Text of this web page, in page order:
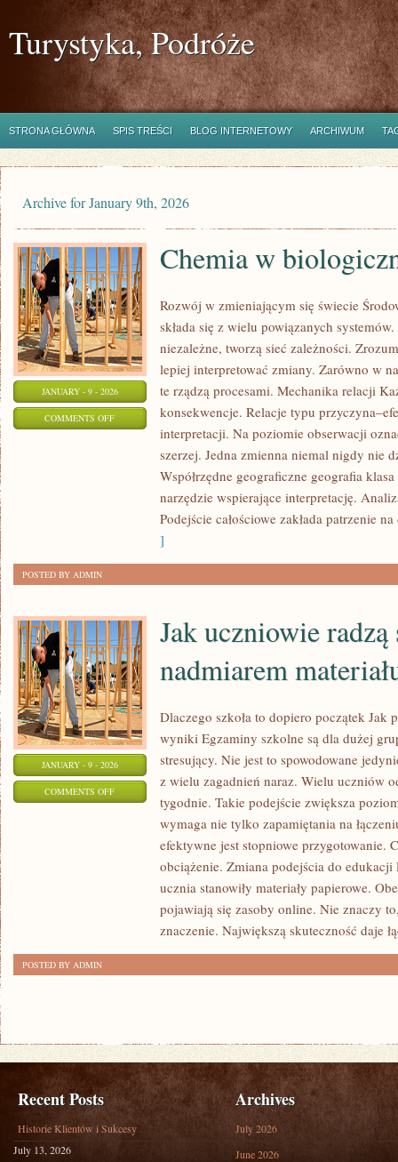
Turystyka, Podróże
STRONA GŁÓWNA SPIS TREŚCI BLOG INTERNETOWY ARCHIWUM
Archive for January 9th, 2026
JANUARY - 9 - 2026
COMMENTS OFFON
BIOLOGICZNYM
KONTEKŚCIE
Chemia w
Rozwój w zmieniającym się świecie
składa się z wielu powiązanych
niezależne, tworzą sieć zależności.
lepiej interpretować zmiany. Zarówno w
te rządzą procesami. Mechanika relacji
konsekwencje. Relacje typu
interpretacji. Na poziomie obserwacji
szerzej. Jedna zmienna niemal nigdy nie
Współrzędne geograficzne geografia
narzędzie wspierające interpretację.
Podejście całościowe zakłada patrzenie
]
POSTED BY ADMIN
JANUARY - 9 - 2026
COMMENTS OFFON
Jak uczniowie radzą
nadmiarem
Dlaczego szkoła to dopiero początek Jak
wyniki Egzaminy szkolne są dla dużej
stresujący. Nie jest to spowodowane
z wielu zagadnień naraz. Wielu uczniów
tygodnie. Takie podejście zwiększa
wymaga nie tylko zapamiętania na
efektywne jest stopniowe przygotowanie.
obciążenie. Zmiana podejścia do
ucznia stanowiły materiały papierowe.
pojawiają się zasoby online. Nie znaczy
znaczenie. Największą skuteczność daje
POSTED BY ADMIN
Recent Posts
Historie Klientów i Sukcesy
July 13, 2026
Archives
July 2026
June 2026